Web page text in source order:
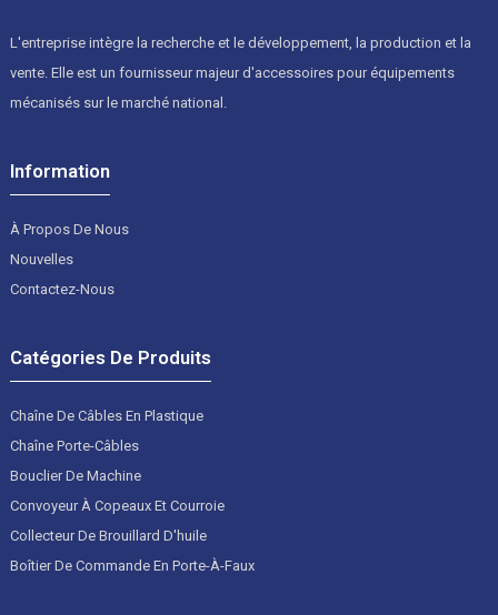
L'entreprise intègre la recherche et le développement, la production et la
vente. Elle est un fournisseur majeur d'accessoires pour équipements
mécanisés sur le marché national.
Information
À Propos De Nous
Nouvelles
Contactez-Nous
Catégories De Produits
Chaîne De Câbles En Plastique
Chaîne Porte-Câbles
Bouclier De Machine
Convoyeur À Copeaux Et Courroie
Collecteur De Brouillard D'huile
Boîtier De Commande En Porte-À-Faux